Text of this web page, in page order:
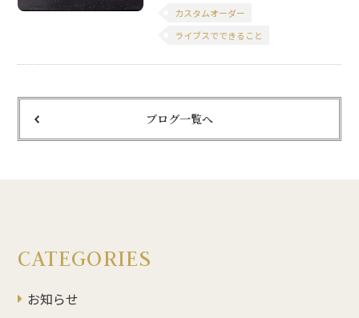
カスタムオーダー
ライブスでできること
ブログ一覧へ
CATEGORIES
お知らせ